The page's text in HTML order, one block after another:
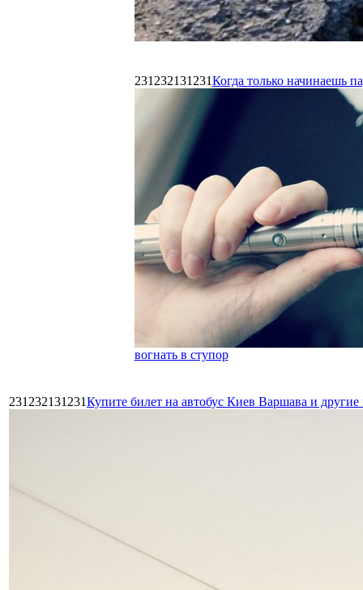
231232131231Когда только начинаешь
вогнать в ступор
231232131231Купите билет на автобус Киев Варшава и